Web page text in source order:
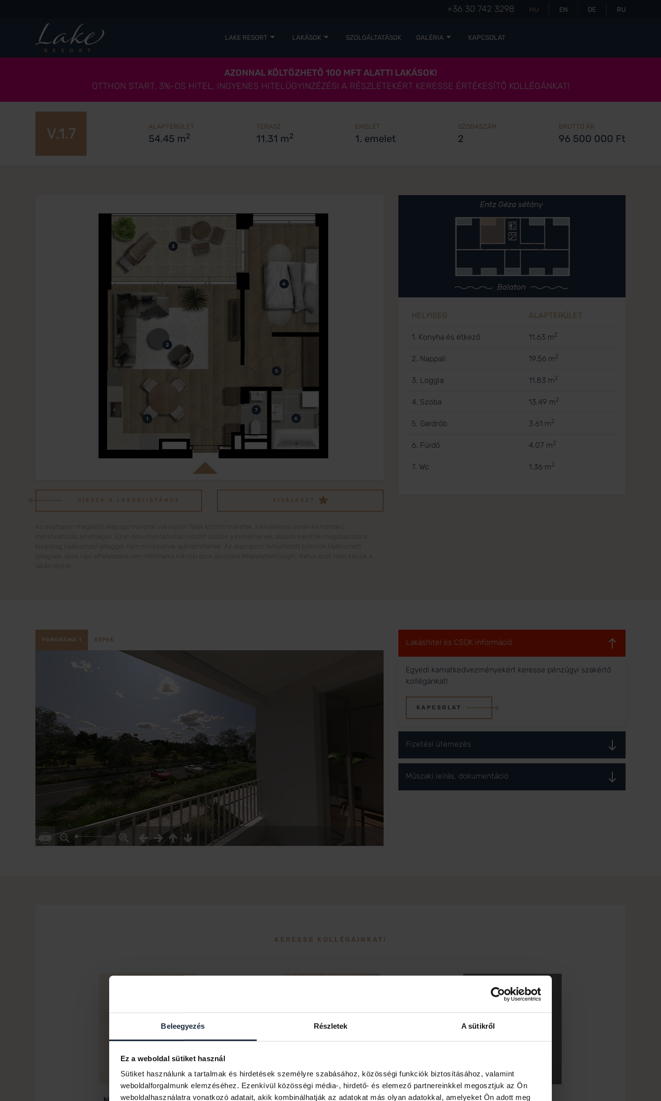
Beleegyezés Részletek A sütikről
Ez a weboldal sütiket használ
Sütiket használunk a tartalmak és hirdetések személyre szabásához, közösségi funkciók biztosításához, valamint
weboldalforgalmunk elemzéséhez. Ezenkívül közösségi média-, hirdető- és elemező partnereinkkel megosztjuk az Ön
weboldalhasználatra vonatkozó adatait, akik kombinálhatják az adatokat más olyan adatokkal, amelyeket Ön adott meg
+36 30 742 3298 HU EN DE RU
LAKE RESORT LAKÁSOK SZOLGÁLTATÁSOK GALÉRIA KAPCSOLAT
AZONNAL KÖLTÖZHETŐ 100 MFT ALATTI LAKÁSOK!
OTTHON START, 3%-OS HITEL, INGYENES HITELÜGYINZÉZÉS! A RÉSZLETEKÉRT KERESSE ÉRTÉKESÍTŐ KOLLÉGÁNKAT!
V.1.7 ALAPTERÜLET
54.45 m2
TERASZ
11.31 m2
EMELET
1. emelet
SZOBASZÁM
2
BRUTTÓ ÁR
96 500 000 Ft
VISSZA A LAKÁSLISTÁHOZ KIVÁLASZT
HELYISÉG ALAPTERÜLET
1. Konyha és étkező 11.63 m2
2. Nappali 19.56 m2
3. Loggia 11.83 m2
4. Szoba 13.49 m2
5. Gardrób 3.61 m2
6. Fürdő 4.07 m2
7. Wc 1.36 m2
PANORÁMA 1 KÉPEK Lakáshitel és CSOK információ
Egyedi kamatkedvezményekért keresse pénzügyi szakértő
kollégánkat!
KAPCSOLAT
Fizetési ütemezés
Műszaki leírás, dokumentáció
KERESSE KOLLÉGÁINKAT!